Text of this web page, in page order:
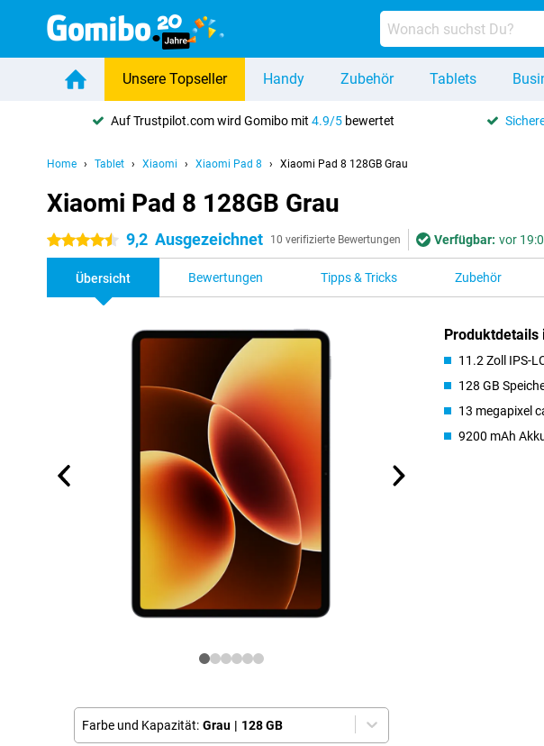
Unsere Topseller Handy Zubehör Tablets
Auf Trustpilot.com wird Gomibo mit4.9/5 bewertet
Home Tablet Xiaomi Xiaomi Pad 8 Xiaomi Pad 8 128GB Grau
Xiaomi Pad 8 128GB Grau
4.5 Sterne 9,2 Ausgezeichnet 10 verifizierte Bewertungen Verfügbar: vor
Übersicht Bewertungen Tipps & Tricks Zubehör
Farbe und Kapazität: Grau | 128 GB
Produktdetails
11.2 Zoll IPS-
128 GB
13 megapixel
9200 mAh